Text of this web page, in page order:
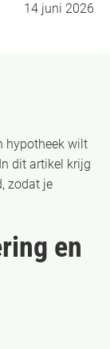
14 juni 2026
hypotheek wilt
dit artikel krijg
zodat je
en